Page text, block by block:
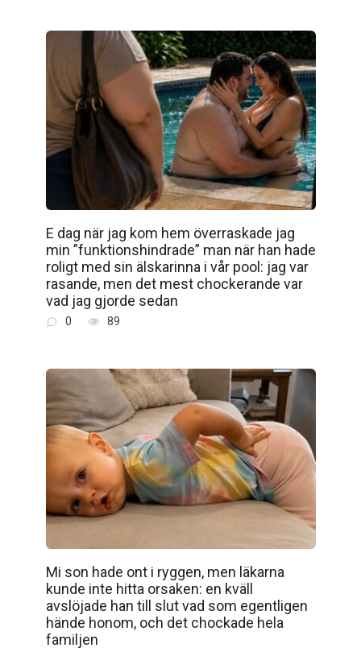
E dag när jag kom hem överraskade jag
min ”funktionshindrade” man när han hade
roligt med sin älskarinna i vår pool: jag var
rasande, men det mest chockerande var
vad jag gjorde sedan
0 89
Mi son hade ont i ryggen, men läkarna
kunde inte hitta orsaken: en kväll
avslöjade han till slut vad som egentligen
hände honom, och det chockade hela
familjen